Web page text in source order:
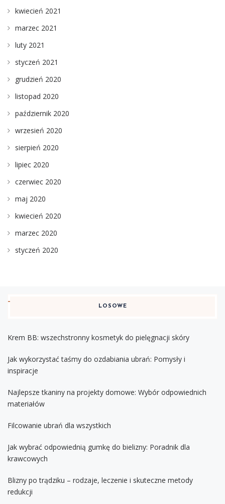
kwiecień 2021
marzec 2021
luty 2021
styczeń 2021
grudzień 2020
listopad 2020
październik 2020
wrzesień 2020
sierpień 2020
lipiec 2020
czerwiec 2020
maj 2020
kwiecień 2020
marzec 2020
styczeń 2020
LOSOWE
Krem BB: wszechstronny kosmetyk do pielęgnacji skóry
Jak wykorzystać taśmy do ozdabiania ubrań: Pomysły i
inspiracje
Najlepsze tkaniny na projekty domowe: Wybór odpowiednich
materiałów
Filcowanie ubrań dla wszystkich
Jak wybrać odpowiednią gumkę do bielizny: Poradnik dla
krawcowych
Blizny po trądziku – rodzaje, leczenie i skuteczne metody
redukcji